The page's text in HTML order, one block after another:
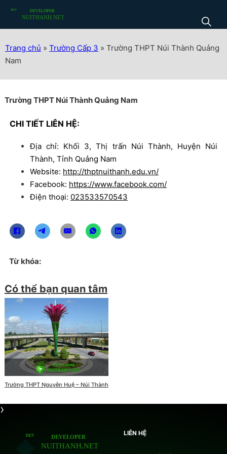
Trang chủ » Trường Cấp 3 » Trường THPT Núi Thành Quảng
Nam
Trường THPT Núi Thành Quảng Nam
CHI TIẾT LIÊN HỆ:
Địa chỉ: Khối 3, Thị trấn Núi Thành, Huyện Núi
Thành, Tỉnh Quảng Nam
Website: http://thptnuithanh.edu.vn/
Facebook: https://www.facebook.com/
Điện thoại: 023533570543
Từ khóa:
Có thể bạn quan tâm
Trường THPT Nguyễn Huệ – Núi Thành
LIÊN HỆ